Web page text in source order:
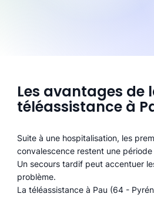
Les avantages de
téléassistance à
Suite à une hospitalisation, les
convalescence restent une
Un secours tardif peut accentuer
problème.
La téléassistance à Pau (64 -